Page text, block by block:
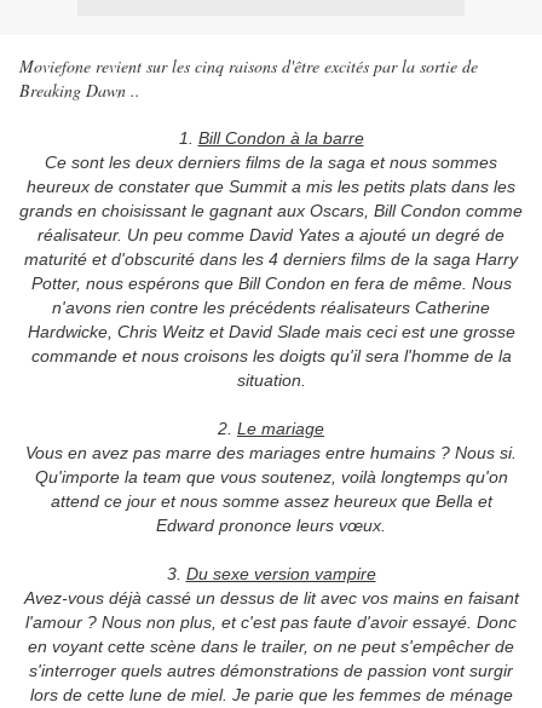
Moviefone revient sur les cinq raisons d'être excités par la sortie de
Breaking Dawn ..
1. Bill Condon à la barre
Ce sont les deux derniers films de la saga et nous sommes
heureux de constater que Summit a mis les petits plats dans les
grands en choisissant le gagnant aux Oscars, Bill Condon comme
réalisateur. Un peu comme David Yates a ajouté un degré de
maturité et d'obscurité dans les 4 derniers films de la saga Harry
Potter, nous espérons que Bill Condon en fera de même. Nous
n'avons rien contre les précédents réalisateurs Catherine
Hardwicke, Chris Weitz et David Slade mais ceci est une grosse
commande et nous croisons les doigts qu'il sera l'homme de la
situation.
2. Le mariage
Vous en avez pas marre des mariages entre humains ? Nous si.
Qu'importe la team que vous soutenez, voilà longtemps qu'on
attend ce jour et nous somme assez heureux que Bella et
Edward prononce leurs vœux.
3. Du sexe version vampire
Avez-vous déjà cassé un dessus de lit avec vos mains en faisant
l'amour ? Nous non plus, et c'est pas faute d'avoir essayé. Donc
en voyant cette scène dans le trailer, on ne peut s'empêcher de
s'interroger quels autres démonstrations de passion vont surgir
lors de cette lune de miel. Je parie que les femmes de ménage